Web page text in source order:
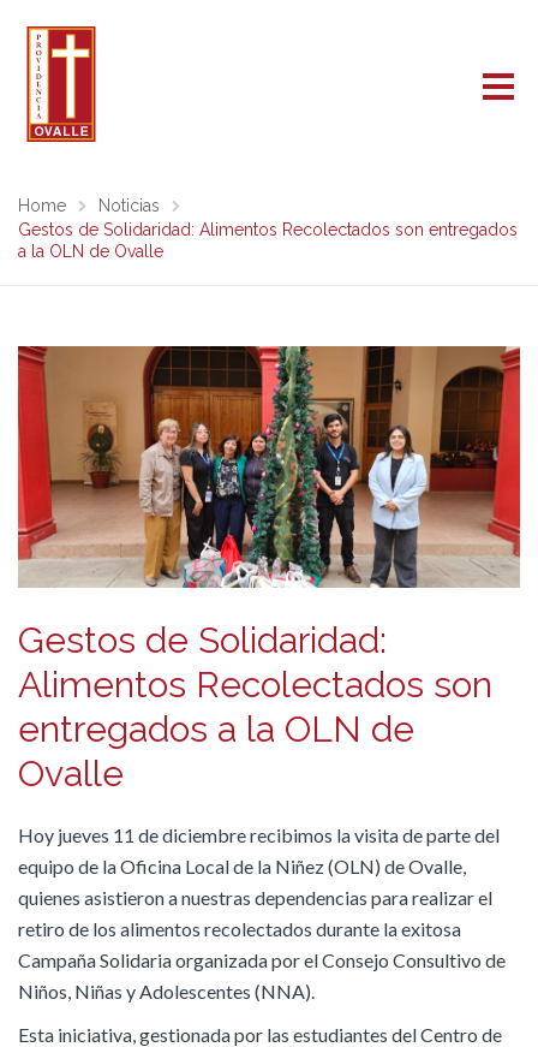
Home
Noticias
Gestos de Solidaridad: Alimentos Recolectados son entregados
a la OLN de Ovalle
Gestos de Solidaridad:
Alimentos Recolectados son
entregados a la OLN de
Ovalle
Hoy jueves 11 de diciembre recibimos la visita de parte del
equipo de la Oficina Local de la Niñez (OLN) de Ovalle,
quienes asistieron a nuestras dependencias para realizar el
retiro de los alimentos recolectados durante la exitosa
Campaña Solidaria organizada por el Consejo Consultivo de
Niños, Niñas y Adolescentes (NNA).
​Esta iniciativa, gestionada por las estudiantes del Centro de